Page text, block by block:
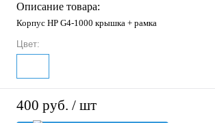
Описание товара:
Корпус HP G4-1000 крышка + рамка
Цвет:
400 руб. / шт